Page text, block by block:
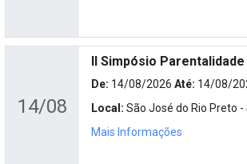
14/08
II Simpósio
De: 14/08/2026 Até: 14/08/
Local: São José do Rio Preto -
Mais Informações